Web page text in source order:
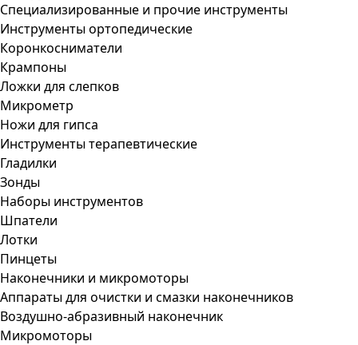
Специализированные и прочие инструменты
Инструменты ортопедические
Коронкосниматели
Крампоны
Ложки для слепков
Микрометр
Ножи для гипса
Инструменты терапевтические
Гладилки
Зонды
Наборы инструментов
Шпатели
Лотки
Пинцеты
Наконечники и микромоторы
Аппараты для очистки и смазки наконечников
Воздушно-абразивный наконечник
Микромоторы